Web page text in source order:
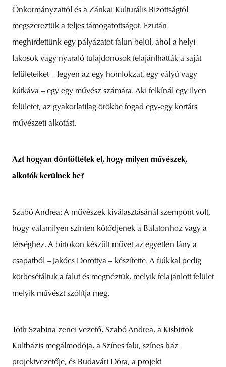
Önkormányzattól és a Zánkai Kulturális Bizottságtól
megszereztük a teljes támogatottságot. Ezután
meghirdettünk egy pályázatot falun belül, ahol a helyi
lakosok vagy nyaraló tulajdonosok felajánlhatták a saját
felületeiket – legyen az egy homlokzat, egy vályú vagy
kútkáva – egy egy művész számára. Aki felkínál egy ilyen
felületet, az gyakorlatilag örökbe fogad egy-egy kortárs
művészeti alkotást.
Azt hogyan döntöttétek el, hogy milyen művészek,
alkotók kerülnek be?
Szabó Andrea: A művészek kiválasztásánál szempont volt,
hogy valamilyen szinten kötődjenek a Balatonhoz vagy a
térséghez. A birtokon készült művet az egyetlen lány a
csapatból – Jakócs Dorottya – készítette. A fiúkkal pedig
körbesétáltuk a falut és megnéztük, melyik felajánlott felület
melyik művészt szólítja meg.
Tóth Szabina zenei vezető, Szabó Andrea, a Kisbirtok
Kultbázis megálmodója, a Színes falu, színes ház
projektvezetője, és Budavári Dóra, a projekt